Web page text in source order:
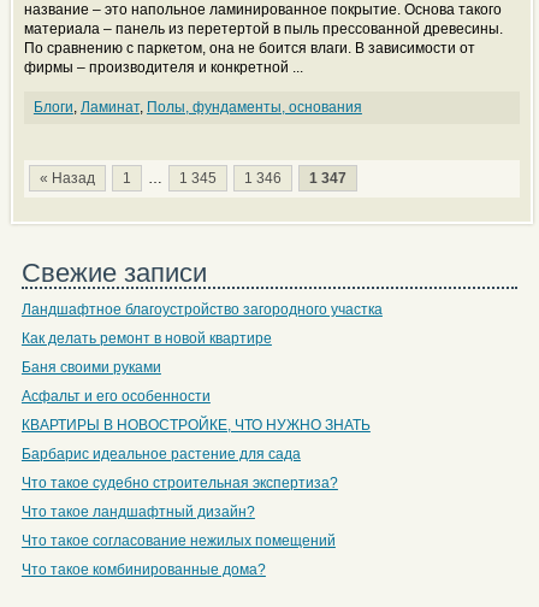
название – это напольное ламинированное покрытие. Основа такого
материала – панель из перетертой в пыль прессованной древесины.
По сравнению с паркетом, она не боится влаги. В зависимости от
фирмы – производителя и конкретной ...
Блоги, Ламинат, Полы, фундаменты, основания
« Назад 1 … 1 345 1 346 1 347
Свежие записи
Ландшафтное благоустройство загородного участка
Как делать ремонт в новой квартире
Баня своими руками
Асфальт и его особенности
КВАРТИРЫ В НОВОСТРОЙКЕ, ЧТО НУЖНО ЗНАТЬ
Барбарис идеальное растение для сада
Что такое судебно строительная экспертиза?
Что такое ландшафтный дизайн?
Что такое согласование нежилых помещений
Что такое комбинированные дома?